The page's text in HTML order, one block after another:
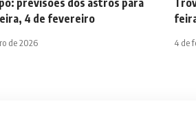
previsões dos astros para
4 de fevereiro
de 2026 4 de